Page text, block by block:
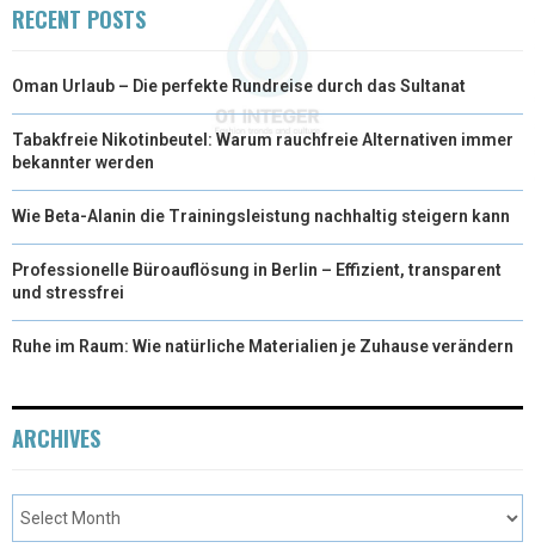
RECENT POSTS
Oman Urlaub – Die perfekte Rundreise durch das Sultanat
Tabakfreie Nikotinbeutel: Warum rauchfreie Alternativen immer
bekannter werden
Wie Beta-Alanin die Trainingsleistung nachhaltig steigern kann
Professionelle Büroauflösung in Berlin – Effizient, transparent
und stressfrei
Ruhe im Raum: Wie natürliche Materialien je Zuhause verändern
ARCHIVES